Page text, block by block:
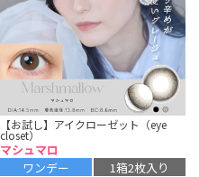
【お試し】アイクローゼット（eye
closet）
マシュマロ
ワンデー
1箱2枚入り